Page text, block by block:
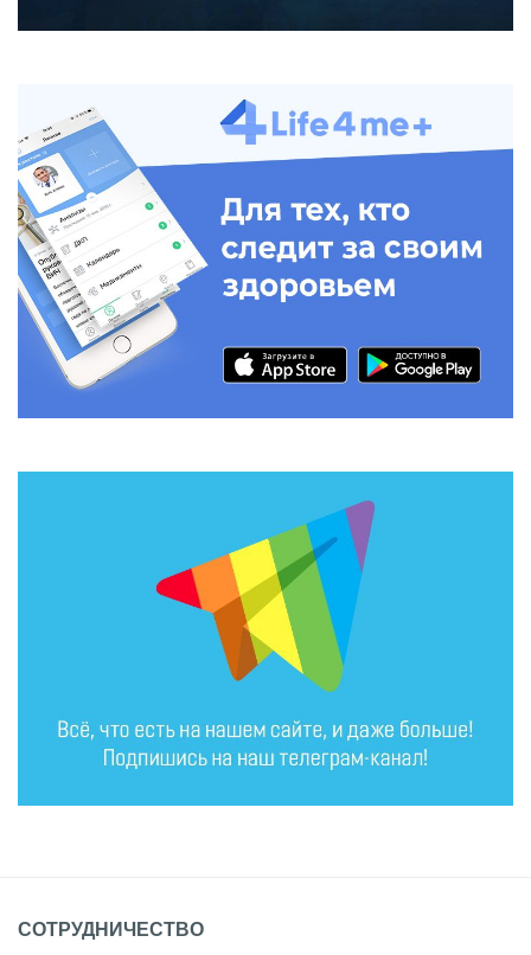
СОТРУДНИЧЕСТВО